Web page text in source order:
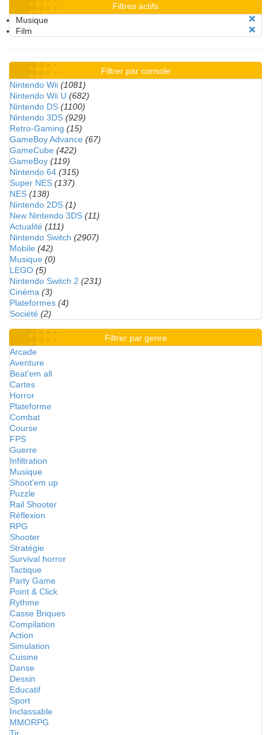
Filtres actifs
Musique
Film
Filtrer par console
Nintendo Wii (1081)
Nintendo Wii U (682)
Nintendo DS (1100)
Nintendo 3DS (929)
Retro-Gaming (15)
GameBoy Advance (67)
GameCube (422)
GameBoy (119)
Nintendo 64 (315)
Super NES (137)
NES (138)
Nintendo 2DS (1)
New Nintendo 3DS (11)
Actualité (111)
Nintendo Switch (2907)
Mobile (42)
Musique (0)
LEGO (5)
Nintendo Switch 2 (231)
Cinéma (3)
Plateformes (4)
Société (2)
Filtrer par genre
Arcade
Aventure
Beat'em all
Cartes
Horror
Plateforme
Combat
Course
FPS
Guerre
Infiltration
Musique
Shoot'em up
Puzzle
Rail Shooter
Réflexion
RPG
Shooter
Stratégie
Survival horror
Tactique
Party Game
Point & Click
Rythme
Casse Briques
Compilation
Action
Simulation
Cuisine
Danse
Dessin
Educatif
Sport
Inclassable
MMORPG